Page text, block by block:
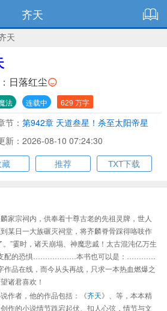
齐天
天
日落红尘
法 连载中 629 万字
节： 第942章 天道叁星！杀至太阳帝星
新：2026-08-10 07:24:30
推荐 TXT下载
家宗祠内，供奉着十尊古老的先祖灵牌，世人
某日一大族碾灭祠堂，将齐麟脊骨踩得咯吱作
”霎时，诸天崩塌、神魔悲戚！太古混沌亿万生
’支配的恐惧………………本书也可以是：…………
品在线，而今从头再战，只求一本热血燃爆之
诸君喜欢！
作者，他的作品包括：《齐天》、等，本本精
作的小说情节跌宕起伏、扣人心弦，情节与文